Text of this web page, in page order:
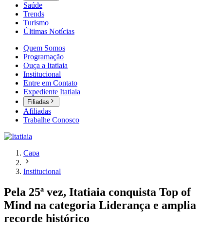
Saúde
Trends
Turismo
Últimas Notícias
Quem Somos
Programação
Ouça a Itatiaia
Institucional
Entre em Contato
Expediente Itatiaia
Filiadas
Afiliadas
Trabalhe Conosco
Capa
Institucional
Pela 25ª vez, Itatiaia conquista Top of
Mind na categoria Liderança e amplia
recorde histórico